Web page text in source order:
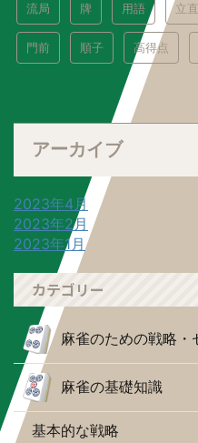
流局 牌 用語 立直
門前 順子 高得点
アーカイブ
2023年4月
2023年2月
2023年1月
カテゴリー
麻雀のための戦略・
麻雀の基礎知識
基本的な戦略